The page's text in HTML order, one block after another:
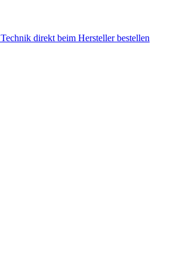
direkt beim Hersteller bestellen